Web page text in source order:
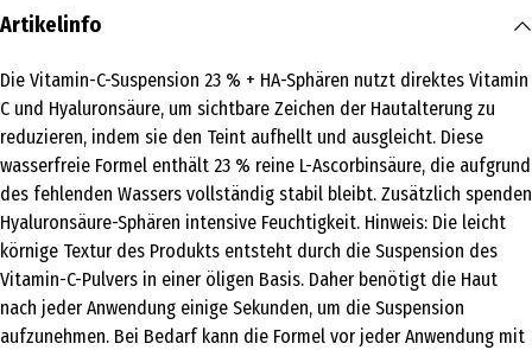
Artikelinfo
Die Vitamin-C-Suspension 23 % + HA-Sphären nutzt direktes Vitamin
C und Hyaluronsäure, um sichtbare Zeichen der Hautalterung zu
reduzieren, indem sie den Teint aufhellt und ausgleicht. Diese
wasserfreie Formel enthält 23 % reine L-Ascorbinsäure, die aufgrund
des fehlenden Wassers vollständig stabil bleibt. Zusätzlich spenden
Hyaluronsäure-Sphären intensive Feuchtigkeit. Hinweis: Die leicht
körnige Textur des Produkts entsteht durch die Suspension des
Vitamin-C-Pulvers in einer öligen Basis. Daher benötigt die Haut
nach jeder Anwendung einige Sekunden, um die Suspension
aufzunehmen. Bei Bedarf kann die Formel vor jeder Anwendung mit